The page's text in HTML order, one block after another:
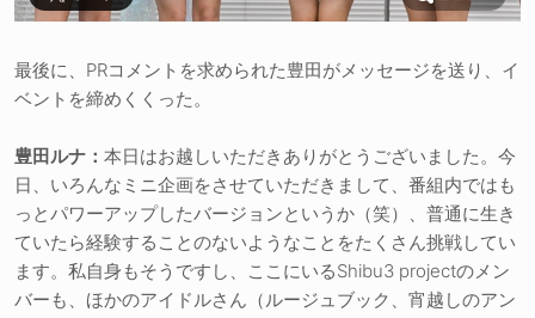
最後に、PRコメントを求められた豊田がメッセージを送り、イ
ベントを締めくくった。
豊田ルナ： 本日はお越しいただきありがとうございました。今
日、いろんなミニ企画をさせていただきまして、番組内ではも
っとパワーアップしたバージョンというか（笑）、普通に生き
ていたら経験することのないようなことをたくさん挑戦してい
ます。私自身もそうですし、ここにいるShibu3 projectのメン
バーも、ほかのアイドルさん（ルージュブック、宵越しのアン